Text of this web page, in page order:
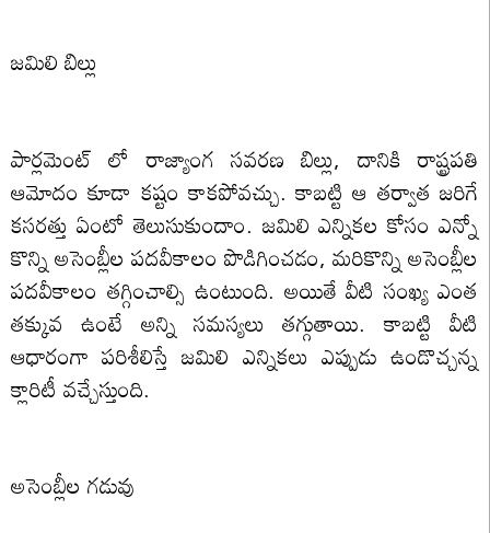
జమిలి బిల్లు
పార్లమెంట్ లో రాజ్యాంగ సవరణ బిల్లు, దానికి రాష్ట్రపతి
ఆమోదం కూడా కష్టం కాకపోవచ్చు. కాబట్టి ఆ తర్వాత జరిగే
కసరత్తు ఏంటో తెలుసుకుందాం. జమిలి ఎన్నికల కోసం ఎన్నో
కొన్ని అసెంబ్లీల పదవీకాలం పొడిగించడం, మరికొన్ని అసెంబ్లీల
పదవీకాలం తగ్గించాల్సి ఉంటుంది. అయితే వీటి సంఖ్య ఎంత
తక్కువ ఉంటే అన్ని సమస్యలు తగ్గుతాయి. కాబట్టి వీటి
ఆధారంగా పరిశీలిస్తే జమిలి ఎన్నికలు ఎప్పుడు ఉండొచ్చన్న
క్లారిటీ వచ్చేస్తుంది.
అసెంబ్లీల గడువు